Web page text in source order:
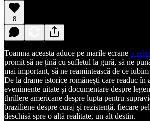
8
Toamna aceasta aduce pe marile ecrane o
promit să ne țină cu sufletul la gură, să ne
mai important, să ne reamintească de ce
De la drame istorice românești care readuc în
evenimente uitate și documentare despre
thrillere americane despre lupta pentru
braziliene despre curaj și rezistență, fiecare
deschisă spre o altă realitate, un alt destin.